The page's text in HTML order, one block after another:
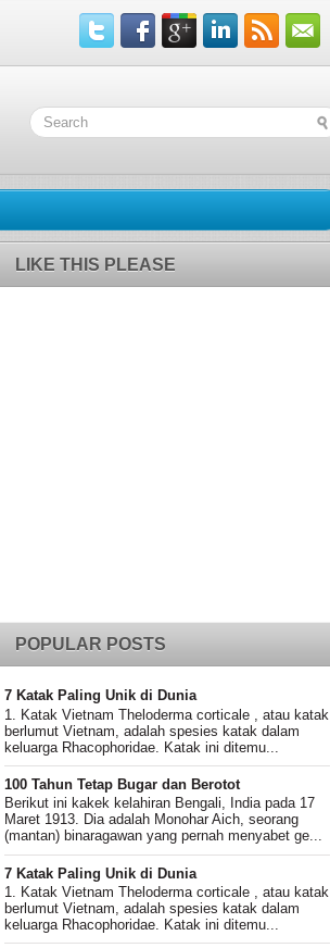
LIKE THIS PLEASE
POPULAR POSTS
7 Katak Paling Unik di Dunia
1. Katak Vietnam Theloderma corticale , atau katak
berlumut Vietnam, adalah spesies katak dalam
keluarga Rhacophoridae. Katak ini ditemu...
100 Tahun Tetap Bugar dan Berotot
Berikut ini kakek kelahiran Bengali, India pada 17
Maret 1913. Dia adalah Monohar Aich, seorang
(mantan) binaragawan yang pernah menyabet ge...
7 Katak Paling Unik di Dunia
1. Katak Vietnam Theloderma corticale , atau katak
berlumut Vietnam, adalah spesies katak dalam
keluarga Rhacophoridae. Katak ini ditemu...